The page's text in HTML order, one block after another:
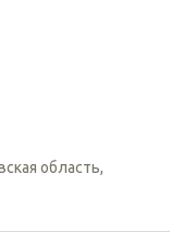
область,